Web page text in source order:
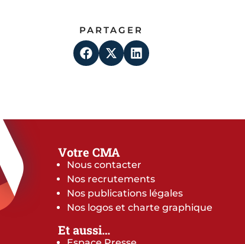
PARTAGER
Votre CMA
Nous contacter
Nos recrutements
Nos publications légales
Nos logos et charte graphique
Et aussi…